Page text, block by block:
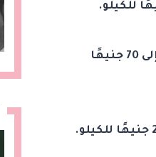
- أما عن السمك البلطي الأسواني، فاستقر سعره اليوم من 30 إلى 70 جنيهًا